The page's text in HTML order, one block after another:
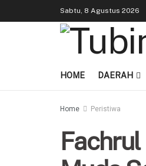
Sabtu, 8 Agustus 2026
HOME DAERAH
Home Peristiwa
Fachrul